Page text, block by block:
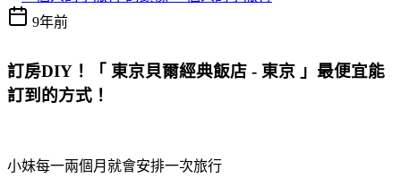
9年前
訂房DIY！
「 東京貝爾經典飯店 - 東京 」最便宜能
訂到的方式 ！
小妹每一兩個月就會安排一次旅行